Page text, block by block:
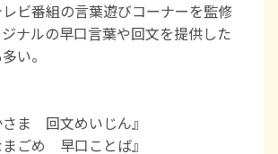
ビ番組の言葉遊びコーナーを監修
ナルの早口言葉や回文を提供した
い。
さま 回文めいじん』
まごめ 早口ことば』